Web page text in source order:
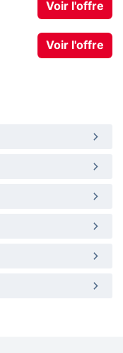
Voir l'offre
Voir l'offre